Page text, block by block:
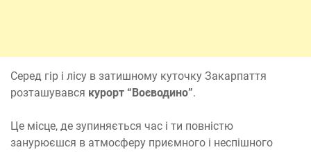
Серед гір і лісу в затишному куточку Закарпаття
розташувався курорт “Воєводино”.
Це місце, де зупиняється час і ти повністю
занурюєшся в атмосферу приємного і неспішного